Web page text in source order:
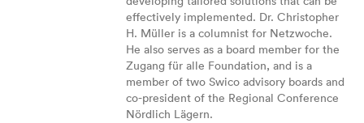
effectively implemented. Dr. Christopher
H. Müller is a columnist for Netzwoche.
He also serves as a board member for the
Zugang für alle Foundation, and is a
member of two Swico advisory boards and
co-president of the Regional Conference
Nördlich Lägern.